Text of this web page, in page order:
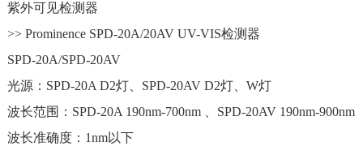
紫外可见检测器
>> Prominence SPD-20A/20AV UV-VIS检测器
SPD-20A/SPD-20AV
光源：SPD-20A D2灯、SPD-20AV D2灯、W灯
波长范围：SPD-20A 190nm-700nm 、SPD-20AV 190nm-900nm
波长准确度：1nm以下